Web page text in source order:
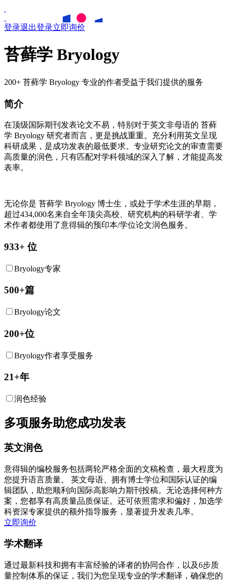
登录退出登录立即询价
苔藓学 Bryology
200+ 苔藓学 Bryology 专业的作者受益于我们提供的服务
简介
在顶级国际期刊发表论文不易，特别对于英文非母语的 苔藓
学 Bryology 研究者而言，更是挑战重重。充分利用英文呈现
科研成果，是成功发表的最低要求。专业研究论文的审查需要
高质量的润色，只有匹配对学科领域的深入了解，才能提高发
表率。
无论你是 苔藓学 Bryology 博士生，或处于学术生涯的早期，
超过434,000名来自全年顶尖高校、研究机构的科研学者、学
术作者都使用了意得辑的预印本/学位论文润色服务。
933+ 位
Bryology专家
500+篇
Bryology论文
200+位
Bryology作者享受服务
21+年
润色经验
多项服务助您成功发表
英文润色
意得辑的编校服务包括两轮严格全面的文稿检查，最大程度为
您提升语言质量。 英文母语、拥有博士学位和国际认证的编
辑团队，助您顺利向国际高影响力期刊投稿。无论选择何种方
案，您都享有高质量品质保证。还可依照需求和偏好，加选学
科资深专家提供的额外指导服务，显著提升发表几率。
立即询价
学术翻译
通过最新科技和拥有丰富经验的译者的协同合作，以及6步质
量控制体系的保证，我们为您呈现专业的学术翻译，确保您的